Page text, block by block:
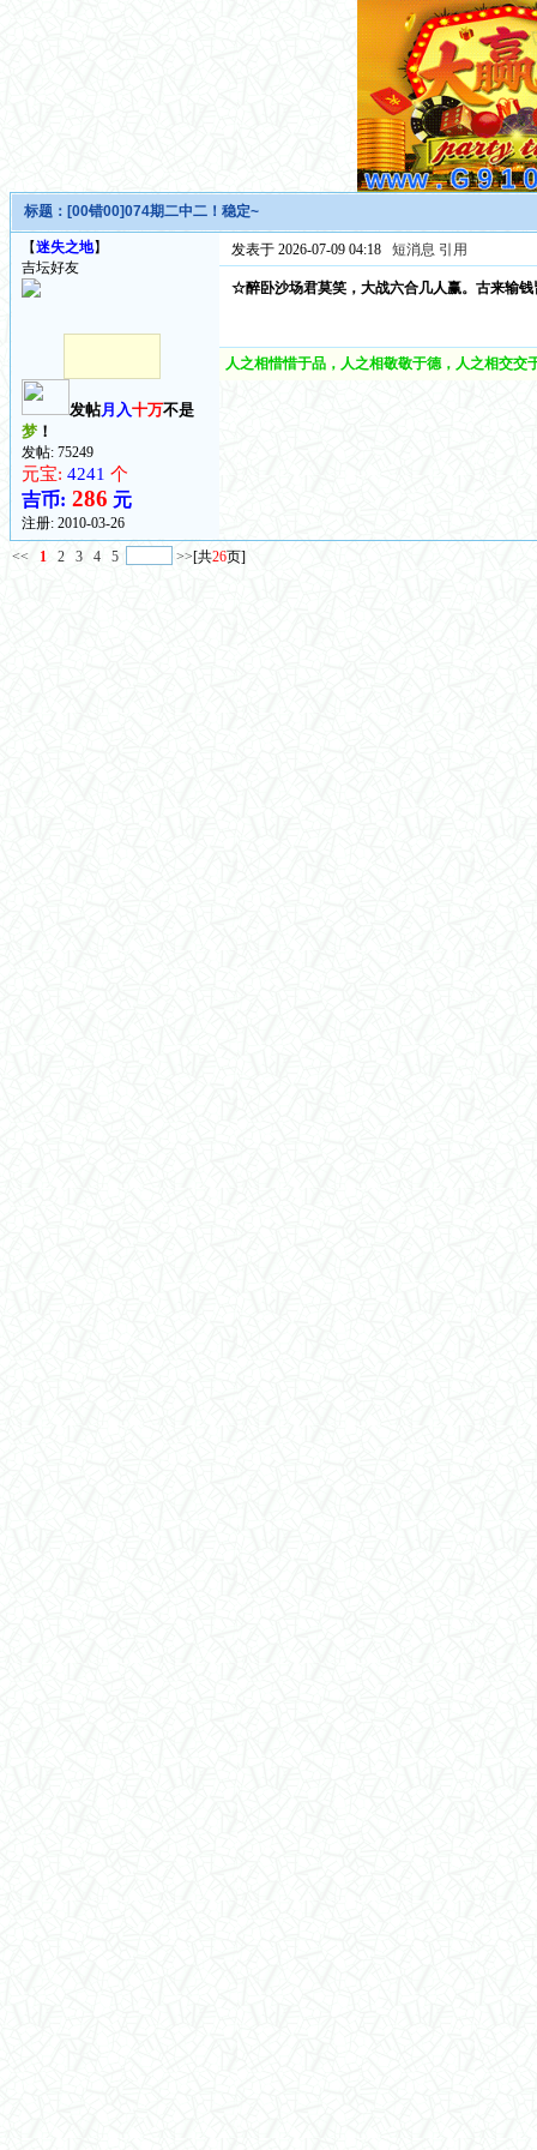
标题： [00错00]074期二中二！稳定~
【迷失之地】
吉坛好友
发帖月入十万不是
梦！
发帖: 75249
元宝: 4241 个
吉币: 286 元
注册: 2010-03-26
发表于 2026-07-09 04:18 短消息 引用
☆醉卧沙场君莫笑，大战六合几人赢。古来输
人之相惜惜于品，人之相敬敬于德，人之相交
<< 1 2 3 4 5 >>[共26页]